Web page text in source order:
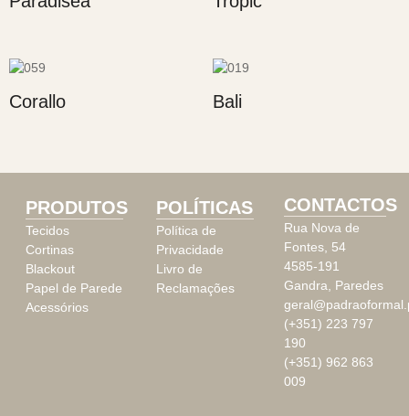
Corallo Bali
PRODUTOS
Tecidos
Cortinas
Blackout
Papel de Parede
Acessórios
POLÍTICAS
Política de
Privacidade
Livro de
Reclamações
CONTACTOS
Rua Nova de
Fontes, 54
4585-191
Gandra, Paredes
(+351) 223 797
190
(+351) 962 863
009